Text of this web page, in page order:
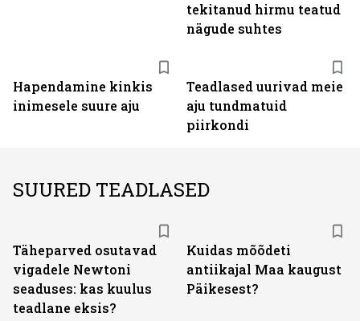
tekitanud hirmu teatud
nägude suhtes
Hapendamine kinkis
inimesele suure aju
Teadlased uurivad meie
aju tundmatuid
piirkondi
SUURED TEADLASED
Täheparved osutavad
vigadele Newtoni
seaduses: kas kuulus
teadlane eksis?
Kuidas mõõdeti
antiikajal Maa kaugust
Päikesest?